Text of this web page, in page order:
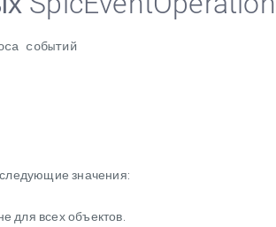
событий
значения:
для всех объектов.